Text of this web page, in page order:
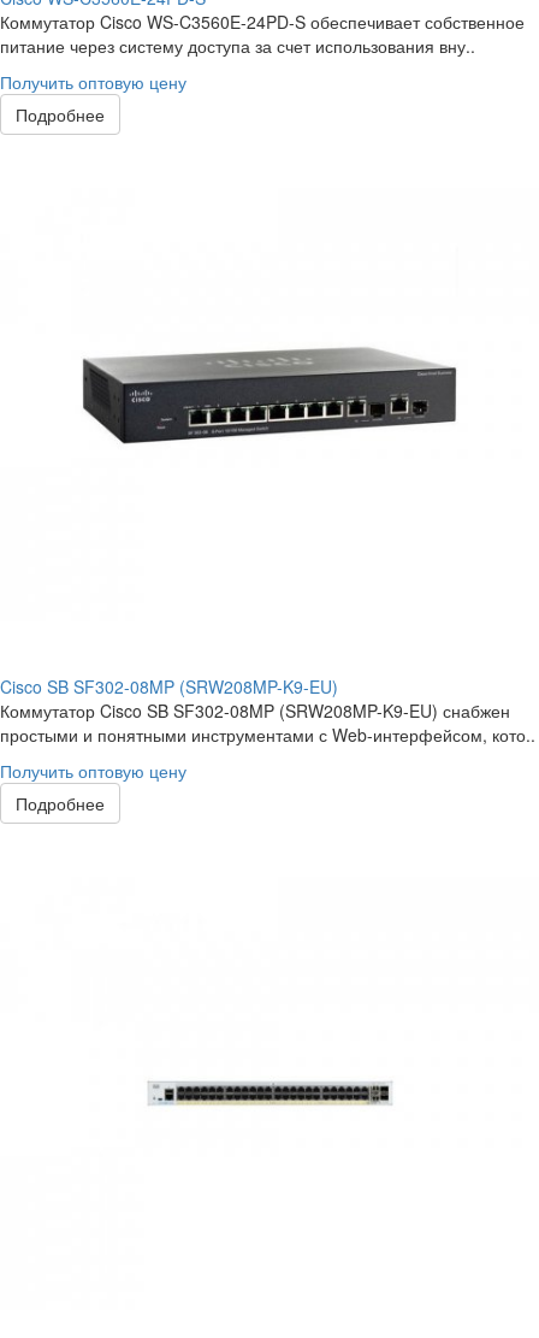
Коммутатор Cisco WS-C3560E-24PD-S обеспечивает собственное
питание через систему доступа за счет использования вну..
Получить оптовую цену
Подробнее
Cisco SB SF302-08MP (SRW208MP-K9-EU)
Коммутатор Cisco SB SF302-08MP (SRW208MP-K9-EU) снабжен
простыми и понятными инструментами с Web-интерфейсом, кото..
Получить оптовую цену
Подробнее